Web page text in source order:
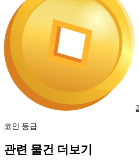
코인 등급
관련 물건 더보기